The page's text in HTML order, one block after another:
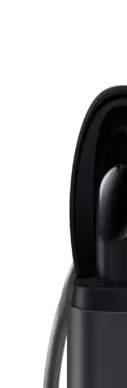
aksesuarlar, şık tasarımlar
hediye seçenekleri sunar.
hediye verme fırsatı
Huawei Freebuds
Karşılaştırması:
Huawei Freebuds Se 2 ve
özellikleri, kullanıcı
uygun seçimi yapmanızı
Huawei Freebuds
Play
Huawei Freebuds Se 2 ve
kullanıcı yorumları ve
kablosuz kulaklık
Çocuklar İçin En İyi
Karşılaştırması:
Ürünleri